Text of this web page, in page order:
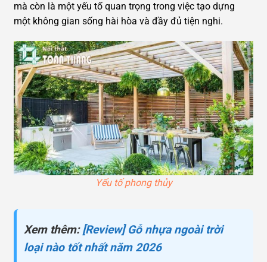
mà còn là một yếu tố quan trọng trong việc tạo dựng
một không gian sống hài hòa và đầy đủ tiện nghi.
Yếu tố phong thủy
Xem thêm:[Review] Gỗ nhựa ngoài trời
loại nào tốt nhất năm 2026